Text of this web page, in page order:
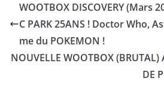
WOOTBOX DISCOVERY (Mars
C PARK 25ANS ! Doctor Who,
me du POKEMON !
NOUVELLE WOOTBOX (BRUTAL)
DE